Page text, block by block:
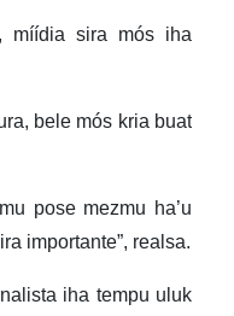
míídia sira mós iha
bele mós kria buat
pose mezmu ha’u
importante”, realsa.
iha tempu uluk